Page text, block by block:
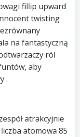
fillip upward
twisting
na fantastyczną
ról
aby
.
atrakcyjnie
atomowa 85